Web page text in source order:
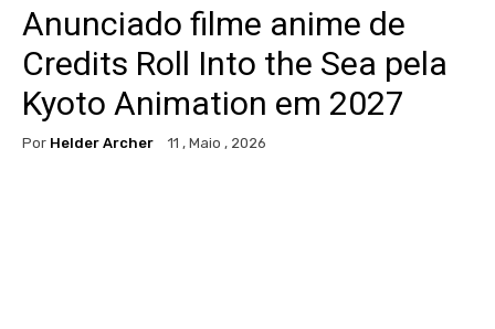
Anunciado filme anime de
Credits Roll Into the Sea pela
Kyoto Animation em 2027
Por Helder Archer 11 , Maio , 2026